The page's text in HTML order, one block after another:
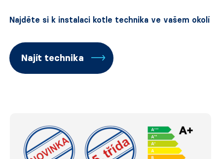
Najděte si k instalaci kotle technika ve vašem okolí
Najít technika